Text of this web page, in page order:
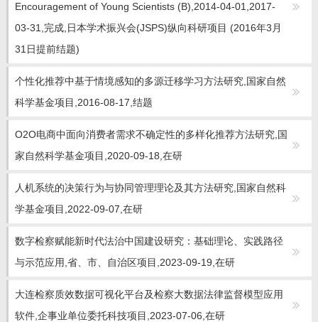
Encouragement of Young Scientists (B),2014-04-01,2017-
03-31,完成,日本学术振兴会(JSPS)纵向科研项目 (2016年3月
31日提前结题)
个性化推荐中基于情境感知的多源迁移学习方法研究,国家自然
科学基金项目,2016-08-17,结题
O2O电商中面向消费者需求不确定性的多样化推荐方法研究,国
家自然科学基金项目,2020-09-18,在研
人机系统的决策行为与协同管理理论及其方法研究,国家自然科
学基金项目,2022-09-07,在研
数字检察赋能新时代法治中国建设研究：基础理论、实践路径
与示范应用,省、市、自治区项目,2023-09-19,在研
大连检察质效数据可视化平台及检察大数据法律监督模型应用
软件,企事业单位委托科技项目,2023-07-06,在研